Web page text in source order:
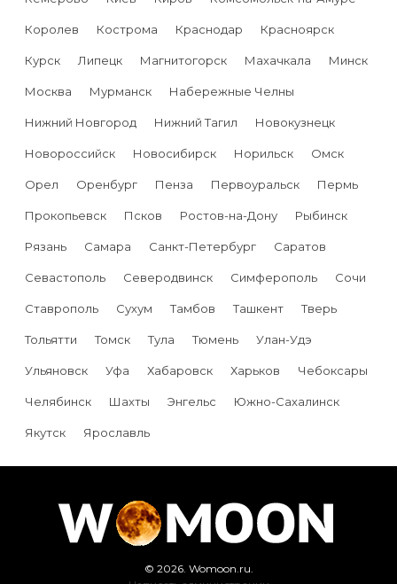
Королев Кострома Краснодар Красноярск
Курск Липецк Магнитогорск Махачкала Минск
Москва Мурманск Набережные Челны
Нижний Новгород Нижний Тагил Новокузнецк
Новороссийск Новосибирск Норильск Омск
Орел Оренбург Пенза Первоуральск Пермь
Прокопьевск Псков Ростов-на-Дону Рыбинск
Рязань Самара Санкт-Петербург Саратов
Севастополь Северодвинск Симферополь Сочи
Ставрополь Сухум Тамбов Ташкент Тверь
Тольятти Томск Тула Тюмень Улан-Удэ
Ульяновск Уфа Хабаровск Харьков Чебоксары
Челябинск Шахты Энгельс Южно-Сахалинск
Якутск Ярославль
© 2026. Womoon.ru.